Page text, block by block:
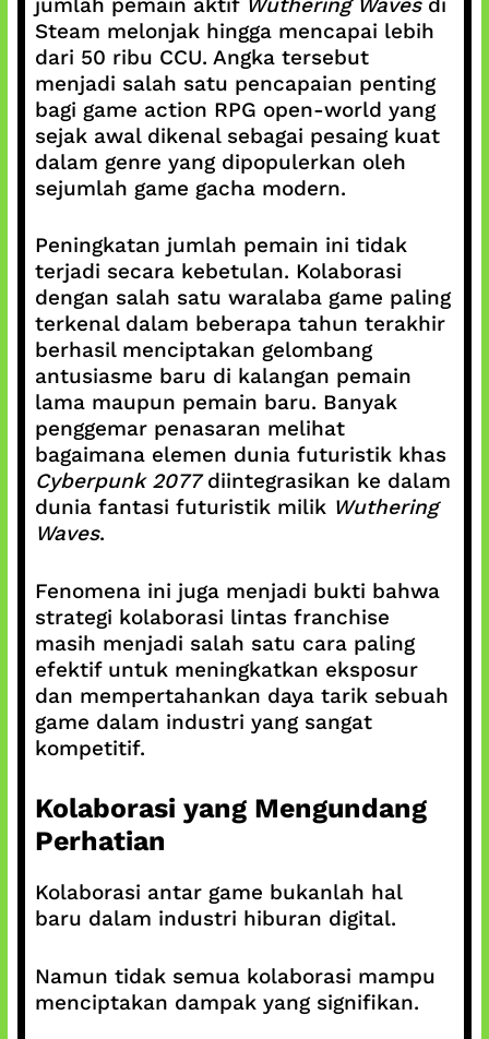
Steam melonjak hingga mencapai lebih
dari 50 ribu CCU. Angka tersebut
menjadi salah satu pencapaian penting
bagi game action RPG open-world yang
sejak awal dikenal sebagai pesaing kuat
dalam genre yang dipopulerkan oleh
sejumlah game gacha modern.
Peningkatan jumlah pemain ini tidak
terjadi secara kebetulan. Kolaborasi
dengan salah satu waralaba game paling
terkenal dalam beberapa tahun terakhir
berhasil menciptakan gelombang
antusiasme baru di kalangan pemain
lama maupun pemain baru. Banyak
penggemar penasaran melihat
bagaimana elemen dunia futuristik khas
Cyberpunk 2077diintegrasikan ke dalam
dunia fantasi futuristik milik Wuthering
Waves.
Fenomena ini juga menjadi bukti bahwa
strategi kolaborasi lintas franchise
masih menjadi salah satu cara paling
efektif untuk meningkatkan eksposur
dan mempertahankan daya tarik sebuah
game dalam industri yang sangat
kompetitif.
Kolaborasi yang Mengundang
Perhatian
Kolaborasi antar game bukanlah hal
baru dalam industri hiburan digital.
Namun tidak semua kolaborasi mampu
menciptakan dampak yang signifikan.